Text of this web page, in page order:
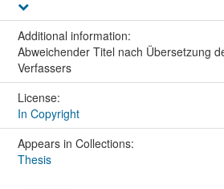
Additional information:
Abweichender Titel nach Übersetzung
Verfassers
License:
In Copyright
Appears in Collections:
Thesis